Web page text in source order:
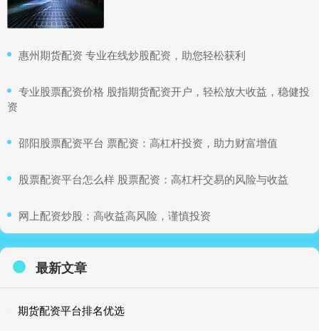
​惠州期货配资 专业在线炒股配资，助您轻松获利
​专业股票配资价格 股指期货配资开户，轻松放大收益，稳健投
资
​邵阳股票配资平台 票配资：高杠杆投资，助力财富增值
​股票配资平台怎么样 股票配资：高杠杆交易的风险与收益
​网上配资炒股：高收益高风险，谨慎投资
最新文章
期货配资平台排名优选